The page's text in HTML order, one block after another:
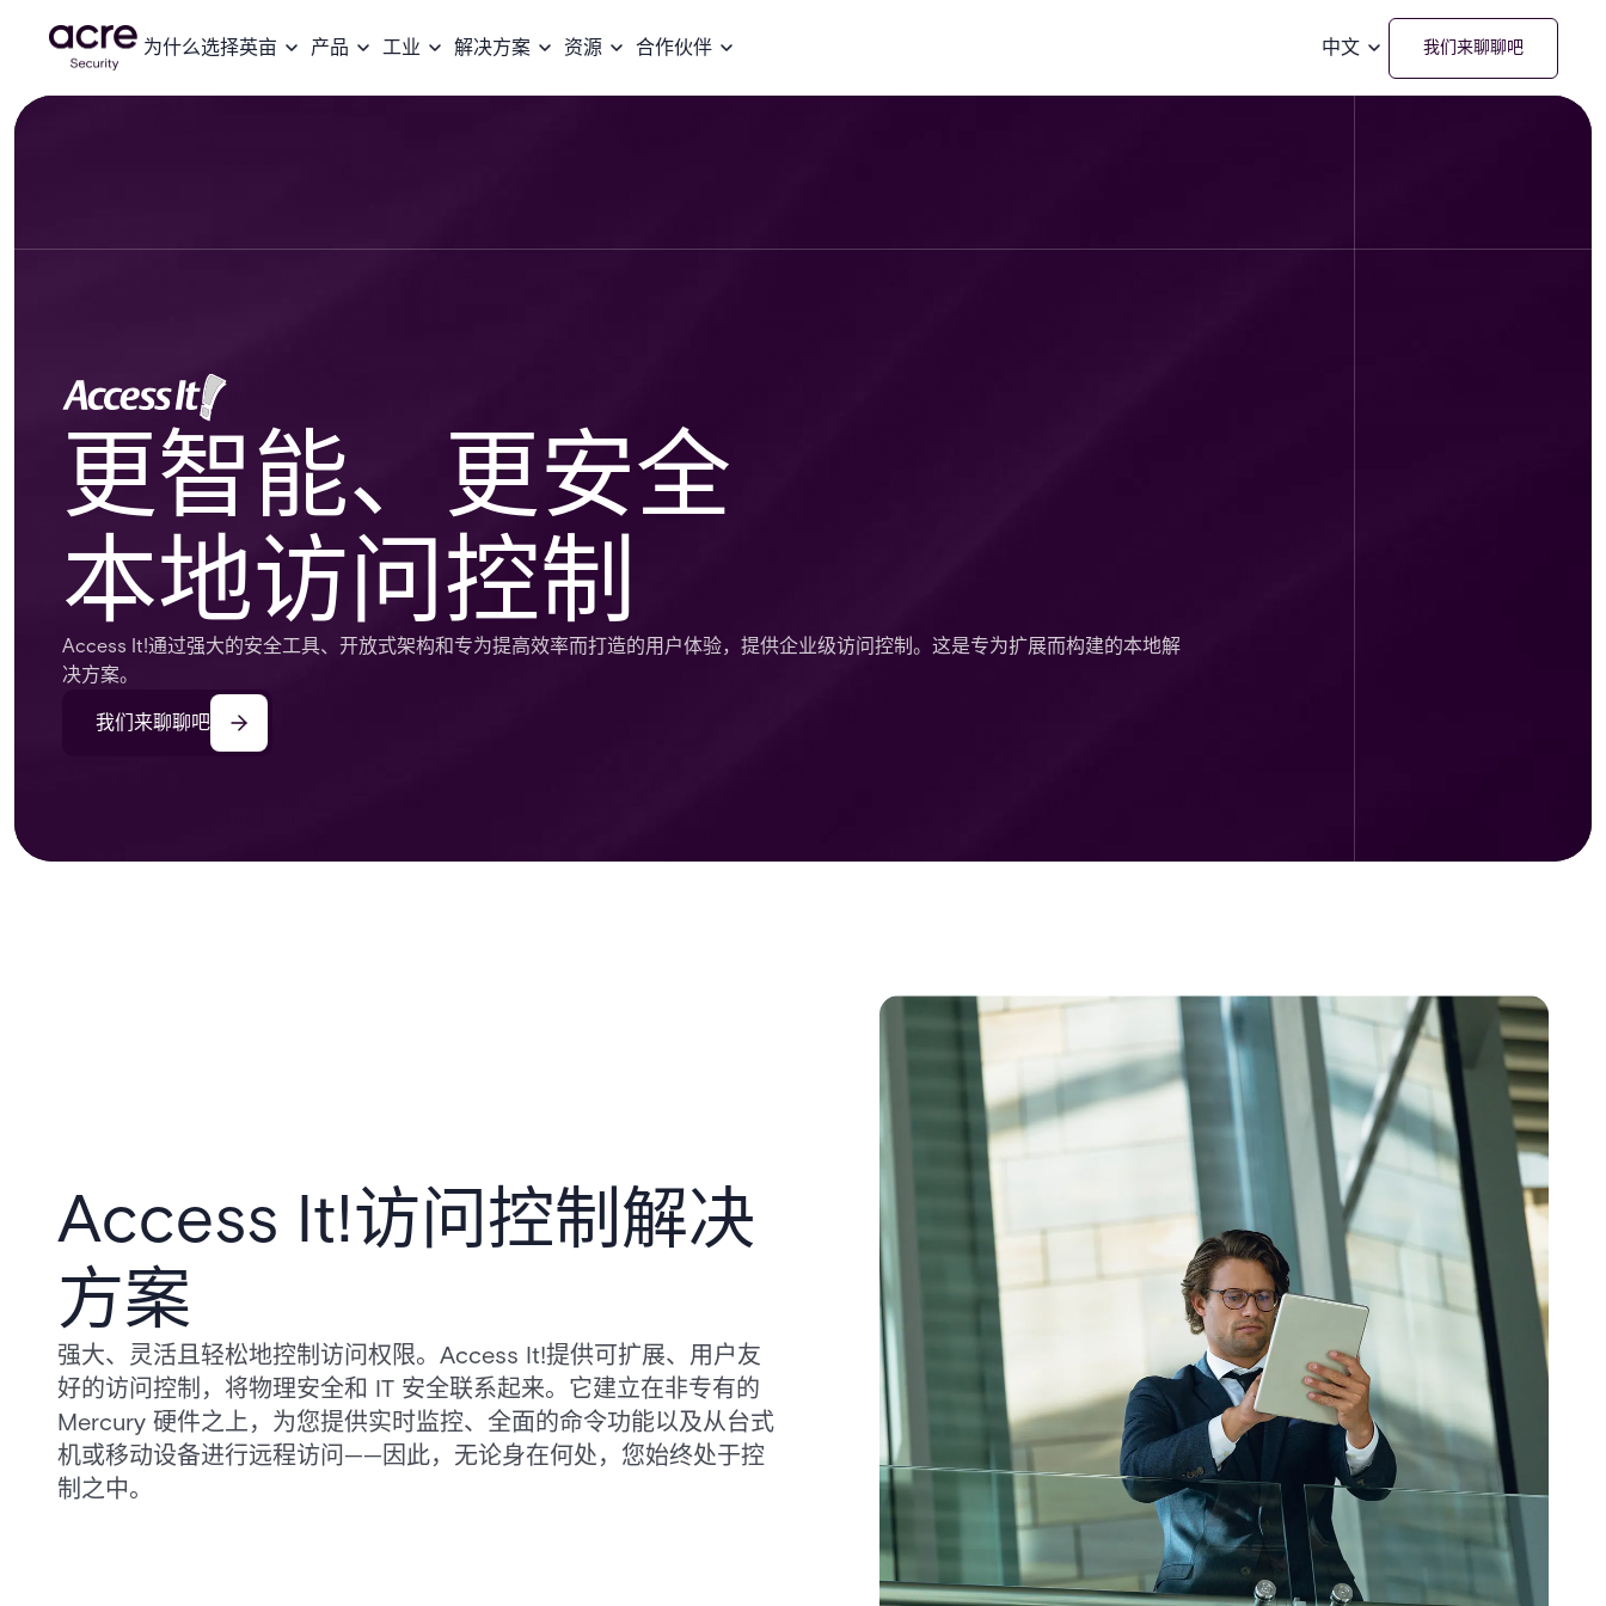
为什么选择英亩 产品 工业 解决方案 资源 合作伙伴 中文 我们来聊聊吧
更智能、更安全
本地访问控制
Access It!通过强大的安全工具、开放式架构和专为提高效率而打造的用户体验，提供企业级访问控制。这是专为扩展而构建的本地解
决方案。
我们来聊聊吧
Access It!访问控制解决
方案
强大、灵活且轻松地控制访问权限。Access It!提供可扩展、用户友
好的访问控制，将物理安全和 IT 安全联系起来。它建立在非专有的
Mercury 硬件之上，为您提供实时监控、全面的命令功能以及从台式
机或移动设备进行远程访问——因此，无论身在何处，您始终处于控
制之中。